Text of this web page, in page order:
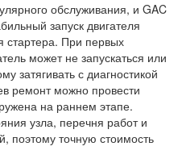
обслуживания, и GAC
запуск двигателя
стартера. При первых
может не запускаться или
затягивать с диагностикой
ремонт можно провести
на раннем этапе.
узла, перечня работ и
поэтому точную стоимость